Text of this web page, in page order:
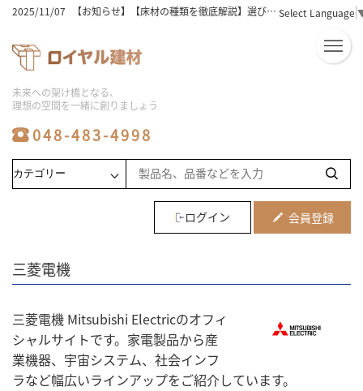
2025/11/07
【お知らせ】【床材の種類を徹底解説】選び方のコツとおすすめはこれ！
2025/11/07 【お知らせ】【床材おすすめ】初心者必見！失敗しない選び方と人気5選
2025/11/07
【お知らせ】ユニットバスの工事費用込み相場を徹底解説！安く抑えるコツは？
2025/11/07 【お知らせ】【ビニル床タイル】初心者でも簡単！選び方と敷き方のコツ
2025/11/07
【お知らせ】【激安】シャワーユニットを徹底比較！人気商品と選び方のコツ
2025/11/07
【お知らせ】【必見】シャワーユニットの人気メーカー徹底比較！
2025/11/06 【お知らせ】【保存版】システムバス価格の比較とおすすめ商品ランキング
2025/08/06 【お知らせ】ユニットバスの工事の費用相場と工期｜安くする方法や事例も解説
2025/08/06
【お知らせ】床材の種類は何がある？価格・特徴と部屋別に選び方も解説
2025/08/06 【お知らせ】【メーカー別】フロアタイルの特徴を比較！最適な選び方も紹介
【お知らせ】ユニットバス施工の費用相場と価格変動要因など業者向けに解説
【お知らせ】システムバスのサイズ選びで施主の不安を解消する提案方法を紹介
【お知らせ】浴室リフォームの費用相場や劣化のサイン5つを解説
2024/07/16
2023/10/21
2024/04/06 【お知らせ】ゴールデンウィーク休業のお知らせ
Select Language
未来への架け橋となる、
理想の空間を一緒に創りましょう
048-483-4998
ログイン 会員登録
三菱電機
三菱電機 Mitsubishi Electricのオフィ
シャルサイトです。家電製品から産
業機器、宇宙システム、社会インフ
ラなど幅広いラインアップをご紹介しています。